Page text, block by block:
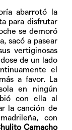
abarrotó la
para disfrutar
se demoró
sacó a pasear
vertiginosas
de un lado
el
a favor. La
en ningún
con ella al
la canción de
con
Camacho